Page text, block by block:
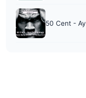
50 Cent -